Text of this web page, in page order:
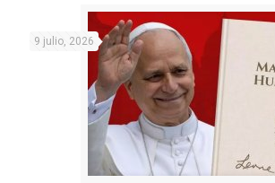
9 julio, 2026